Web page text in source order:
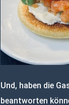
Und, haben die
beantworten